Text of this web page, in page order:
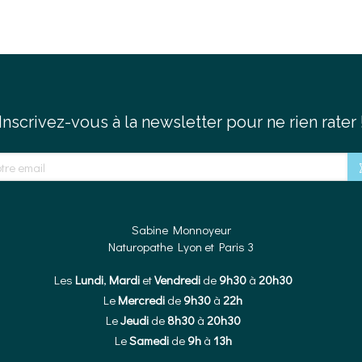
vous à la newsletter pour ne rien rater
Sabine Monnoyeur
Naturopathe Lyon et Paris 3
Les Lundi, MardietVendredide 9h30à 20h30
Le Mercredi de 9h30 à 22h
LeJeudide 8h30à 20h30
LeSamedide 9hà 13h